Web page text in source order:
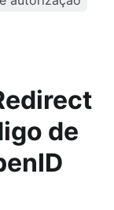
de